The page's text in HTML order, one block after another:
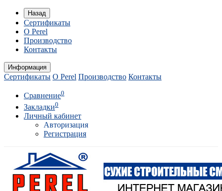
Назад
Сертификаты
О Perel
Производство
Контакты
Информация
Сертификаты О Perel Производство Контакты
Сравнение0
Закладки0
Личный кабинет
Авторизация
Регистрация